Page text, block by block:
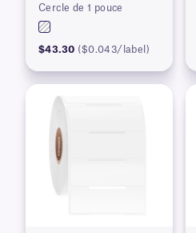
thermique
Cercle de 1 pouce
$43.30 ($0.043/label)